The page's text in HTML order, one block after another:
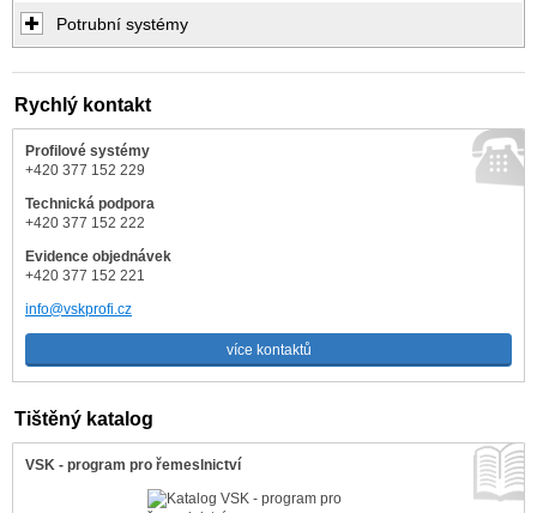
Potrubní systémy
Rychlý kontakt
Profilové systémy
+420 377 152 229
Technická podpora
+420 377 152 222
Evidence objednávek
+420 377 152 221
info@vskprofi.cz
více kontaktů
Tištěný katalog
VSK - program pro řemeslnictví